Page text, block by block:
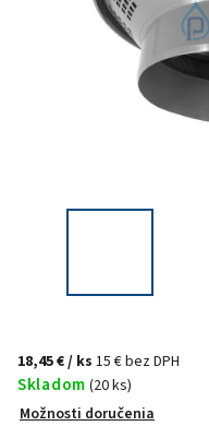
18,45 €/ ks 15 € bez DPH
Skladom (20 ks)
Možnosti doručenia